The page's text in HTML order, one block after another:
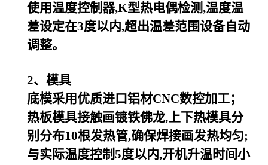
使用温度控制器,K型热电偶检测,温度温
差设定在3度以内,超出温差范围设备自动
调整。
2、模具
底模采用优质进口铝材CNC数控加工；
热板模具接触画镀铁佛龙,上下热模具分
别分布10根发热管,确保焊接画发热均匀;
与实际温度控制5度以内,开机升温时间小